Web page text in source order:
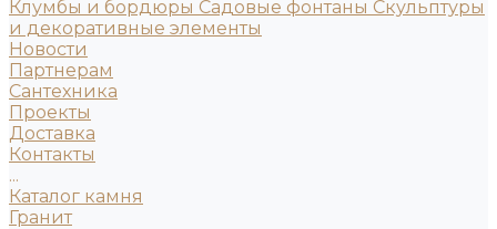
Клумбы и бордюры Садовые фонтаны Скульптуры
и декоративные элементы
Новости
Партнерам
Сантехника
Проекты
Доставка
Контакты
...
Каталог камня
Гранит